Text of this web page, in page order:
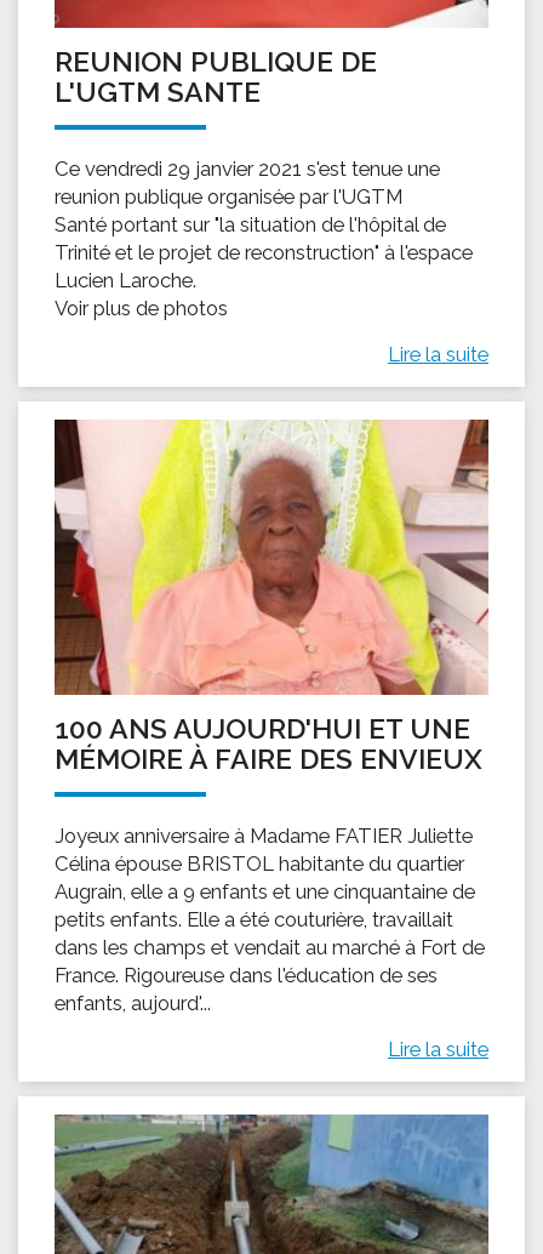
REUNION PUBLIQUE DE
L'UGTM SANTE
Ce vendredi 29 janvier 2021 s'est tenue une
reunion publique organisée par l'UGTM
Santé portant sur "la situation de l'hôpital de
Trinité et le projet de reconstruction" à l'espace
Lucien Laroche.
Voir plus de photos
Lire la suite
100 ANS AUJOURD'HUI ET UNE
MÉMOIRE À FAIRE DES ENVIEUX
Joyeux anniversaire à Madame FATIER Juliette
Célina épouse BRISTOL habitante du quartier
Augrain, elle a 9 enfants et une cinquantaine de
petits enfants. Elle a été couturière, travaillait
dans les champs et vendait au marché à Fort de
France. Rigoureuse dans l'éducation de ses
enfants, aujourd'...
Lire la suite